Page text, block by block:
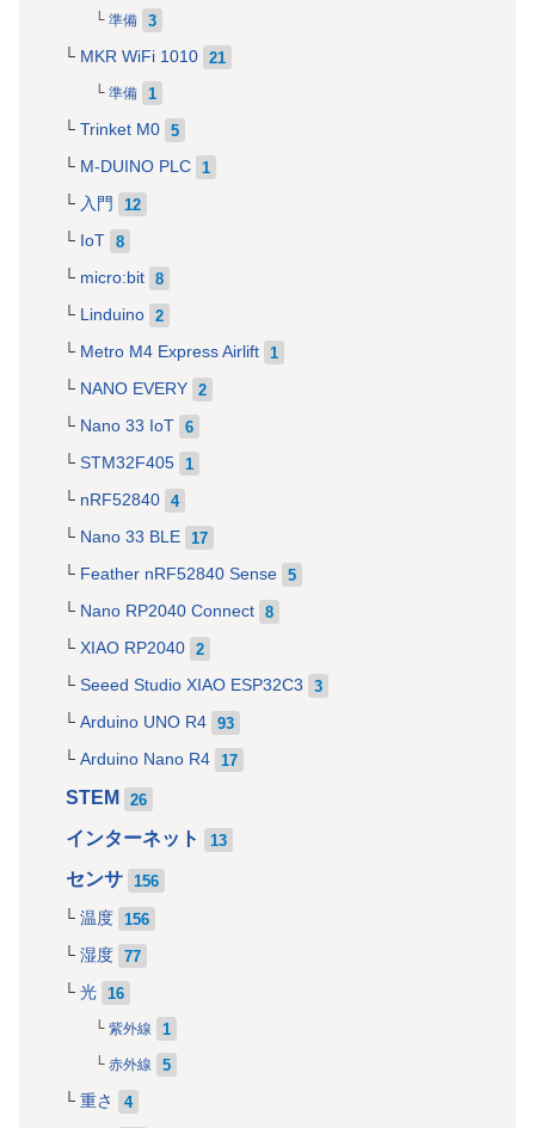
準備 3
MKR WiFi 1010 21
準備 1
Trinket M0 5
M-DUINO PLC 1
入門 12
IoT 8
micro:bit 8
Linduino 2
Metro M4 Express Airlift 1
NANO EVERY 2
Nano 33 IoT 6
STM32F405 1
nRF52840 4
Nano 33 BLE 17
Feather nRF52840 Sense 5
Nano RP2040 Connect 8
XIAO RP2040 2
Seeed Studio XIAO ESP32C3 3
Arduino UNO R4 93
Arduino Nano R4 17
STEM 26
インターネット 13
センサ 156
温度 156
湿度 77
光 16
紫外線 1
赤外線 5
重さ 4